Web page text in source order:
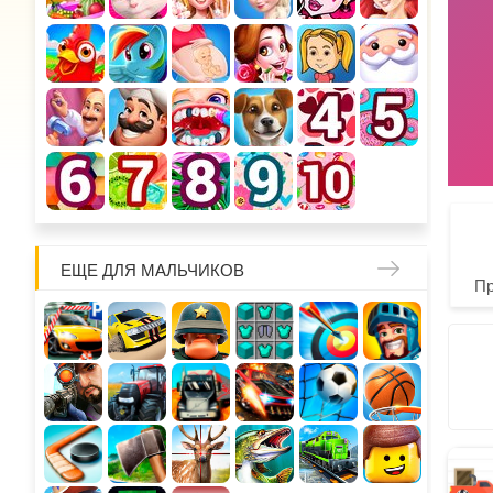
ЕЩЕ ДЛЯ МАЛЬЧИКОВ